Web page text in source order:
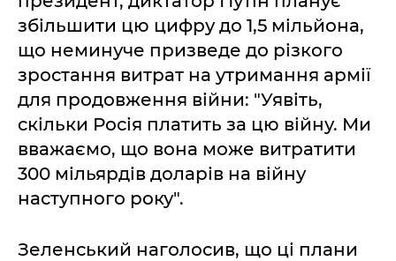
збільшити цю цифру до 1,5 мільйона,
що неминуче призведе до різкого
зростання витрат на утримання армії
для продовження війни: "Уявіть,
скільки Росія платить за цю війну. Ми
вважаємо, що вона може витратити
300 мільярдів доларів на війну
наступного року".
Зеленський наголосив, що ці плани